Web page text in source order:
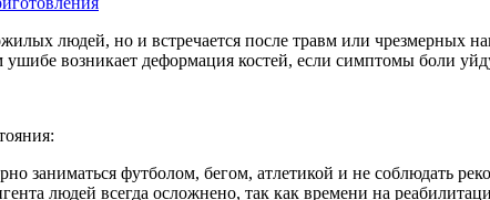
людей, но и встречается после травм или чрезмерных
возникает деформация костей, если симптомы боли
заниматься футболом, бегом, атлетикой и не соблюдать
людей всегда осложнено, так как времени на